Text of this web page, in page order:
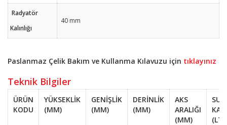
Radyatör
Kalınlığı
40 mm
Paslanmaz Çelik Bakım ve Kullanma Kılavuzu için tıklayınız
Teknik Bilgiler
ÜRÜN
KODU
YÜKSEKLİK
(MM)
GENİŞLİK
(MM)
DERİNLİK
(MM)
AKS
ARALIĞI
(MM)
SU
(LT)